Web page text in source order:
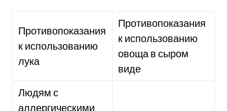
Противопоказания
к использованию
лука
Противопоказания
к использованию
овоща в сыром
виде
Людям с
аллергическими